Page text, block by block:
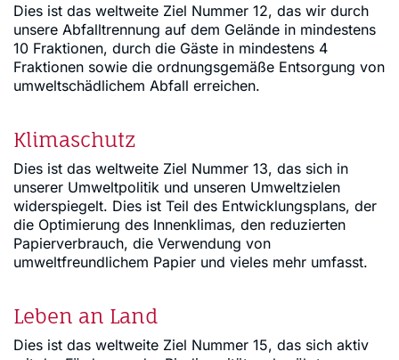
Dies ist das weltweite Ziel Nummer 12, das wir durch
unsere Abfalltrennung auf dem Gelände in mindestens
10 Fraktionen, durch die Gäste in mindestens 4
Fraktionen sowie die ordnungsgemäße Entsorgung von
umweltschädlichem Abfall erreichen.
Klimaschutz
Dies ist das weltweite Ziel Nummer 13, das sich in
unserer Umweltpolitik und unseren Umweltzielen
widerspiegelt. Dies ist Teil des Entwicklungsplans, der
die Optimierung des Innenklimas, den reduzierten
Papierverbrauch, die Verwendung von
umweltfreundlichem Papier und vieles mehr umfasst.
Leben an Land
Dies ist das weltweite Ziel Nummer 15, das sich aktiv